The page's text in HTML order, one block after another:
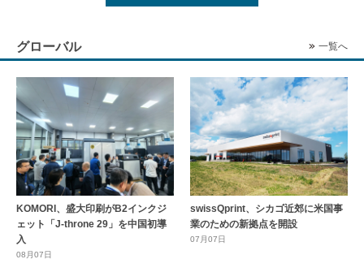
グローバル 一覧へ
KOMORI、盛大印刷がB2インクジ
ェット「J-throne 29」を中国初導
入
08月07日
swissQprint、シカゴ近郊に⽶国事
業のための新拠点を開設
07月07日